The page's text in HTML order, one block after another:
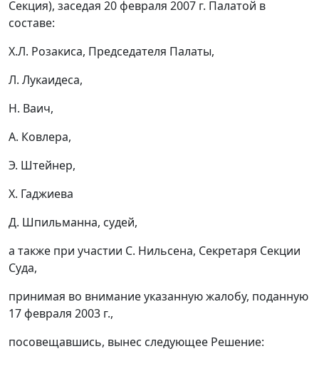
Секция), заседая 20 февраля 2007 г. Палатой в
составе:
Х.Л. Розакиса, Председателя Палаты,
Л. Лукаидеса,
Н. Ваич,
А. Ковлера,
Э. Штейнер,
Х. Гаджиева
Д. Шпильманна, судей,
а также при участии С. Нильсена, Секретаря Секции
Суда,
принимая во внимание указанную жалобу, поданную
17 февраля 2003 г.,
посовещавшись, вынес следующее Решение: